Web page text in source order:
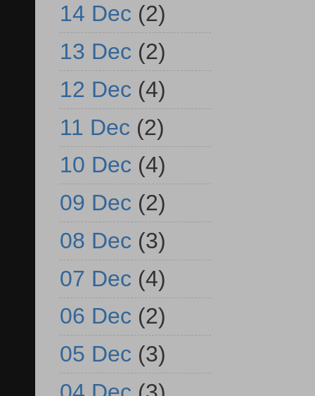
14 Dec (2)
13 Dec (2)
12 Dec (4)
11 Dec (2)
10 Dec (4)
09 Dec (2)
08 Dec (3)
07 Dec (4)
06 Dec (2)
05 Dec (3)